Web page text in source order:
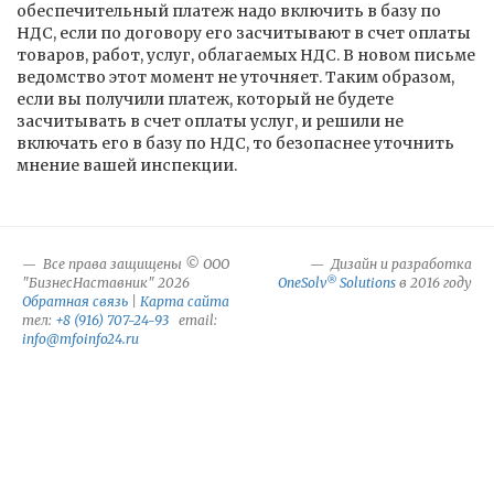
обеспечительный платеж надо включить в базу по
НДС, если по договору его засчитывают в счет оплаты
товаров, работ, услуг, облагаемых НДС. В новом письме
ведомство этот момент не уточняет. Таким образом,
если вы получили платеж, который не будете
засчитывать в счет оплаты услуг, и решили не
включать его в базу по НДС, то безопаснее уточнить
мнение вашей инспекции.
Все права защищены © ООО
"БизнесНаставник" 2026
Обратная связь
Карта сайта
тел: +8 (916) 707-24-93 email:
info@mfoinfo24.ru
Дизайн и разработка
OneSolv® Solutions в 2016 году